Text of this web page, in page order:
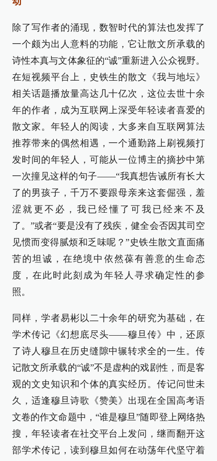
除了写作者的涌现，数智时代的算法也发挥了
一个颇为出人意料的功能，它让散文所承载的
诗性本真与文体象征的“诚”重新进入公众视野。
在短视频平台上，史铁生的散文《我与地坛》
相关话题播放量高达几十亿次，这位去世十余
年的作者，成为互联网上深受年轻读者喜爱的
散文家。年轻人的阅读，大多来自互联网算法
推荐带来的偶然相遇，一个通勤路上刷视频打
发时间的年轻人，可能从一位博主的摘抄中第
一次撞见这样的句子——“我真想告诫所有长大
了的男孩子，千万不要跟母亲来这套倔强，羞
涩就更不必，我已经懂了可我已经来不及
了。”或者“要是没有了残疾，健全会否因其司空
见惯而变得腻烦和乏味呢？”史铁生散文直面痛
苦的坦诚，在绝境中依然葆有善意的生命态
度，在此时此刻成为年轻人寻求确定性的参
照。
同样，学者易彬以二十余年的研究为基础，在
学术传记《幻想底尽头——穆旦传》中，还原
了诗人穆旦在历史缝隙中辗转求全的一生。传
记散文所承载的“诚”不是虚构的戏剧性，而是客
观的文史知识和个体的真实经历。传记问世未
久，适逢穆旦诗歌《赞美》出现在全国高考语
文卷的作文命题中，“谁是穆旦”随即登上网络热
搜，年轻读者在社交平台上发问，继而翻开这
部学术传记，读到穆旦如何在动荡年代坚守着